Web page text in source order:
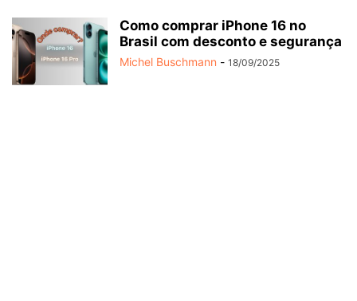
Como comprar iPhone 16 no
Brasil com desconto e segurança
Michel Buschmann - 18/09/2025